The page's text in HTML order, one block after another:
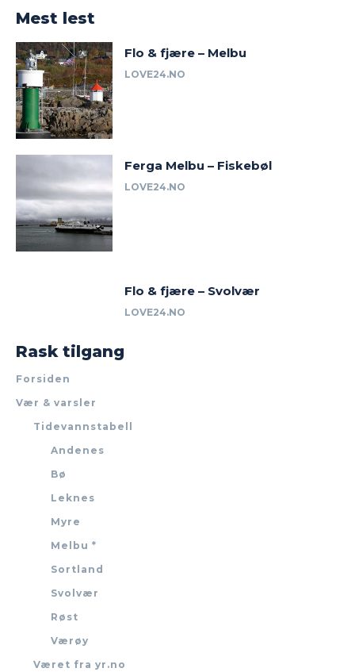
Mest lest
Flo & fjære – Melbu
LOVE24.NO
Ferga Melbu – Fiskebøl
LOVE24.NO
Flo & fjære – Svolvær
LOVE24.NO
Rask tilgang
Forsiden
Vær & varsler
Tidevannstabell
Andenes
Bø
Leknes
Myre
Melbu *
Sortland
Svolvær
Røst
Værøy
Været fra yr.no